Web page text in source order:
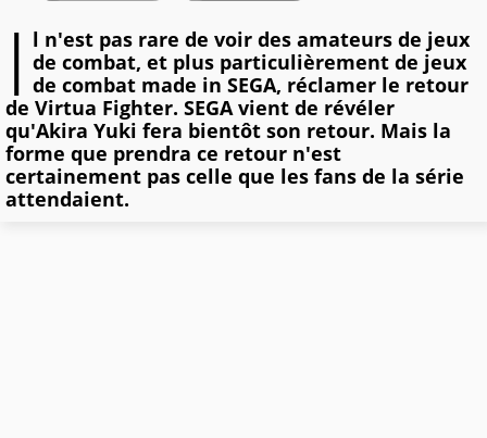
I l n'est pas rare de voir des amateurs de jeux
de combat, et plus particulièrement de jeux
de combat made in SEGA, réclamer le retour
de Virtua Fighter. SEGA vient de révéler
qu'Akira Yuki fera bientôt son retour. Mais la
forme que prendra ce retour n'est
certainement pas celle que les fans de la série
attendaient.